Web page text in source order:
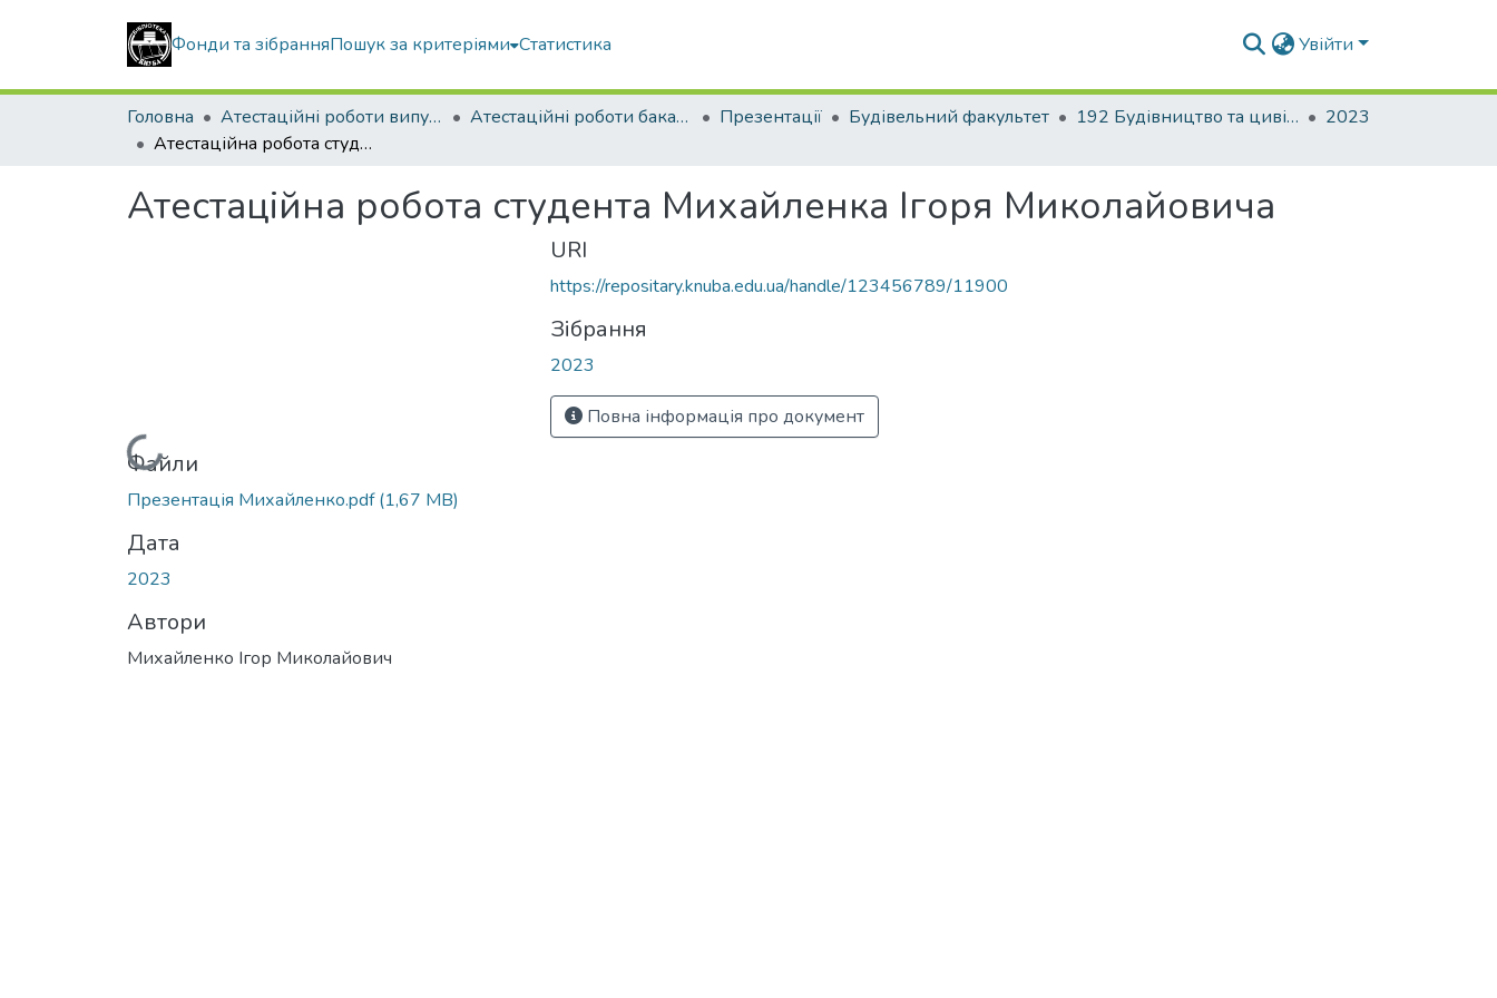
Фонди та зібранняПошук за критеріями Статистика Увійти
Головна Атестаційні роботи випускників Атестаційні роботи бакалаврів Презентації Будівельний факультет 192 Будівництво та цивільна інженерія. Промислове і цивільне будівництво
2023
Атестаційна робота студента Михайленка Ігоря Миколайовича
Атестаційна робота студента Михайленка Ігоря Миколайовича
Вантажиться...
Файли
Презентація Михайленко.pdf(1,67 MB)
Дата
2023
Автори
Михайленко Ігор Миколайович
URI
https://repositary.knuba.edu.ua/handle/123456789/11900
Зібрання
2023
Повна інформація про документ